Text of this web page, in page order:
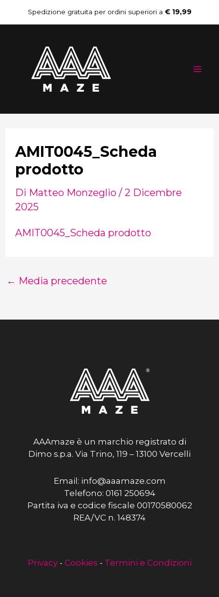
al
contenuto
Spedizione gratuita per ordini superiori a € 19,99
AMIT0045_Scheda
prodotto
Di Matteo Monzeglio / 2 Dicembre
2025
AMIT0045_Scheda prodotto
Navigazione
articoli
← Media precedente
AAAmaze è un marchio registrato di
Dimo s.p.a. Via Trino, 119 – 13100 Vercelli
Email: info@aaamaze.com
Telefono: 0161 250694
Partita iva e codice fiscale 00170580062
REA/VC n. 148374
Privacy- Cookies - Termini e Condizioni